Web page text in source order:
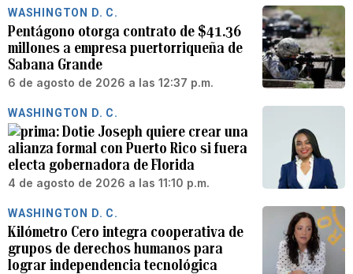
WASHINGTON D. C.
Pentágono otorga contrato de $41.36
millones a empresa puertorriqueña de
Sabana Grande
6 de agosto de 2026 a las 12:37 p.m.
WASHINGTON D. C.
Dotie Joseph quiere crear una
alianza formal con Puerto Rico si fuera
electa gobernadora de Florida
4 de agosto de 2026 a las 11:10 p.m.
WASHINGTON D. C.
Kilómetro Cero integra cooperativa de
grupos de derechos humanos para
lograr independencia tecnológica